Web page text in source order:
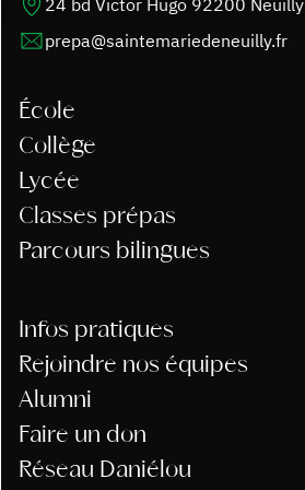
24 bd Victor Hugo 92200 Neuilly
prepa@saintemariedeneuilly.fr
École
Collège
Lycée
Classes prépas
Parcours bilingues
Infos pratiques
Rejoindre nos équipes
Alumni
Faire un don
Réseau Daniélou